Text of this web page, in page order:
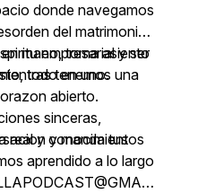
donde navegamos
del matrimonio,
empresarial y ser
todo en uno.
sinceras,
real y conocimientos
aprendido a lo largo
mano, toma asiento
tenemos una
abierto.
y manda tus